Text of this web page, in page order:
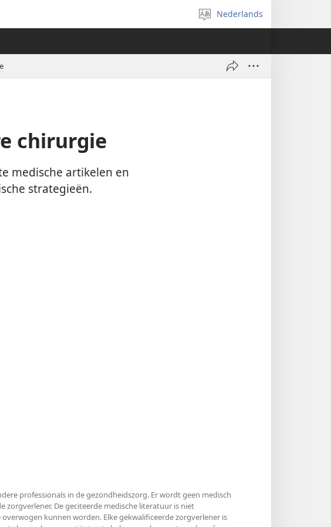
Taal
selecteren
Nederlands
chirurgie
medische artikelen en
strategieën.
professionals in de gezondheidszorg. Er wordt geen medisch
zorgverlener. De geciteerde medische literatuur is niet
kunnen worden. Elke gekwalificeerde zorgverlener is